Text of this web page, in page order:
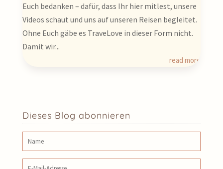
Euch bedanken – dafür, dass Ihr hier mitlest, unsere
Videos schaut und uns auf unseren Reisen begleitet.
Ohne Euch gäbe es TraveLove in dieser Form nicht.
Damit wir...
read more
Dieses Blog abonnieren